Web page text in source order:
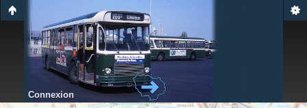
Connexion